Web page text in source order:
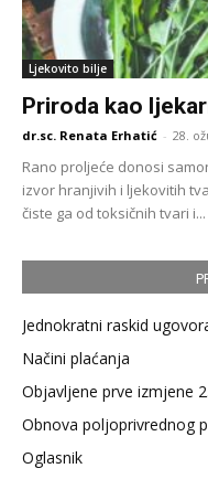
Ljekovito bilje
Priroda kao
dr.sc. Renata Erhatić - 28.
Rano proljeće donosi
izvor hranjivih i ljekovitih
čiste ga od toksičnih tvari i...
Jednokratni raskid
Načini plaćanja
Objavljene prve izmjene
Obnova poljoprivrednog
Oglasnik